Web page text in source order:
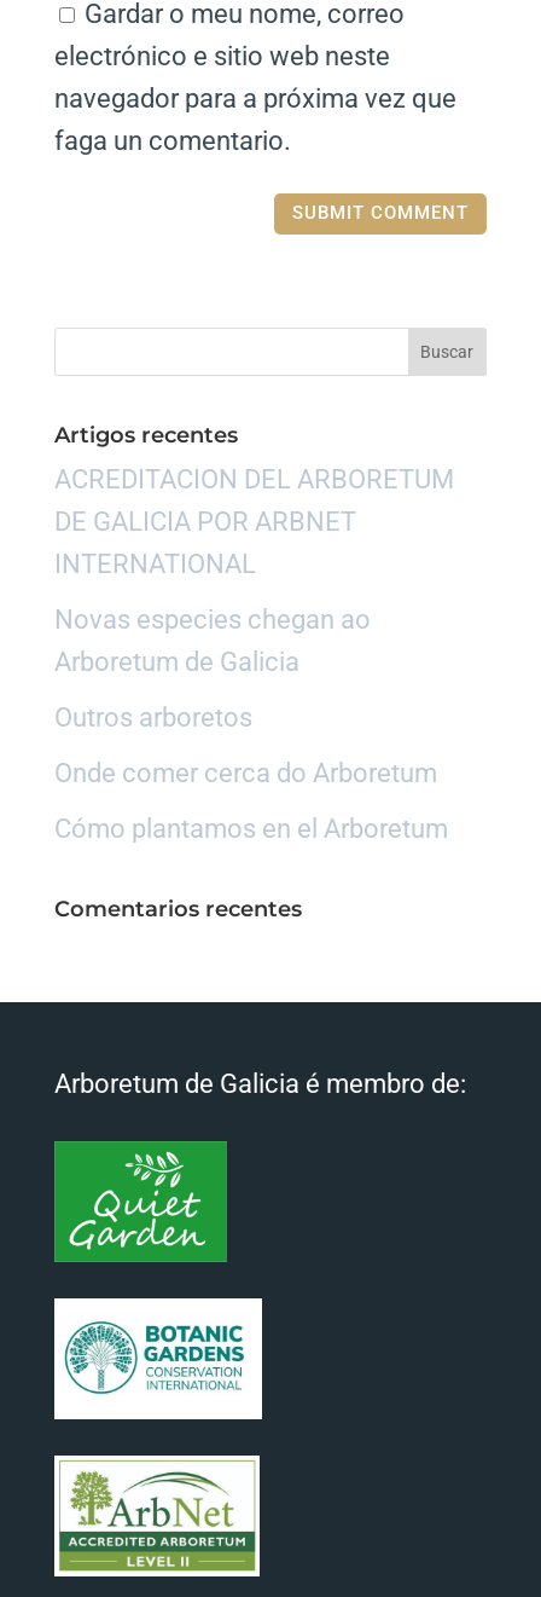
Gardar o meu nome, correo
electrónico e sitio web neste
navegador para a próxima vez que
faga un comentario.
Artigos recentes
ACREDITACION DEL ARBORETUM
DE GALICIA POR ARBNET
INTERNATIONAL
Novas especies chegan ao
Arboretum de Galicia
Outros arboretos
Onde comer cerca do Arboretum
Cómo plantamos en el Arboretum
Comentarios recentes
Arboretum de Galicia é membro de: